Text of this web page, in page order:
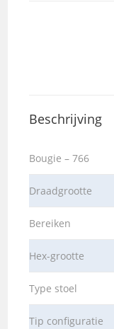
Beschrijving
Bougie – 766
Draadgrootte
Bereiken
Hex-grootte
Type stoel
Tip configuratie